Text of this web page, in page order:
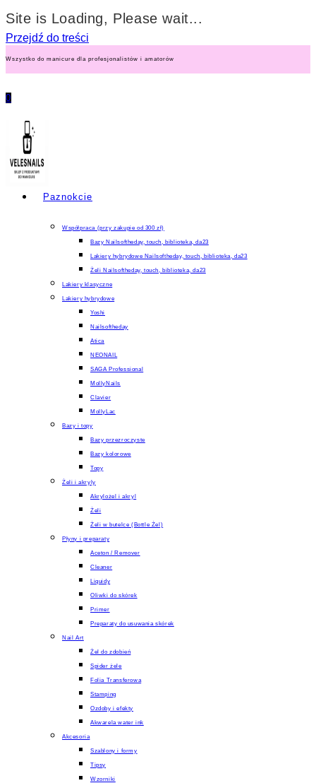
Site is Loading, Please wait...
Przejdź do treści
Wszystko do manicure dla profesjonalistów i amatorów
0
Paznokcie
Współpraca (przy zakupie od 300 zł)
Bazy Nailsoftheday, touch, biblioteka, da23
Lakiery hybrydowe Nailsoftheday, touch, biblioteka, da23
Żeli Nailsoftheday, touch, biblioteka, da23
Lakiery klasyczne
Lakiery hybrydowe
Yoshi
Nailsoftheday
Atica
NEONAIL
SAGA Professional
MollyNails
Clavier
MollyLac
Bazy i topy
Bazy przezroczyste
Bazy kolorowe
Topy
Żeli i akryly
Akrylożel i akryl
Żeli
Żeli w butelce (Bottle Żel)
Płyny i preparaty
Aceton / Remover
Cleaner
Liquidy
Oliwki do skórek
Primer
Preparaty do usuwania skórek
Nail Art
Żel do zdobień
Spider żele
Folia Transferowa
Stamping
Ozdoby i efekty
Akwarela water ink
Akcesoria
Szablony i formy
Tipsy
Wzorniki